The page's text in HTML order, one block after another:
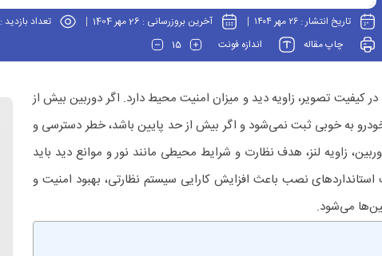
تاریخ انتشار : ۲۶ مهر ۱۴۰۴ آخرین بروزرسانی : 26 مهر 1404 تعداد بازدید :
چاپ مقاله
اندازه فونت 15
کیفیت تصویر، زاویه دید و میزان امنیت محیط دارد. اگر دوربین بیش از
به خوبی ثبت نمی‌شود و اگر بیش از حد پایین باشد، خطر دسترسی و
زاویه لنز، هدف نظارت و شرایط محیطی مانند نور و موانع دید باید
استانداردهای نصب باعث افزایش کارایی سیستم نظارتی، بهبود امنیت و
می‌شود.